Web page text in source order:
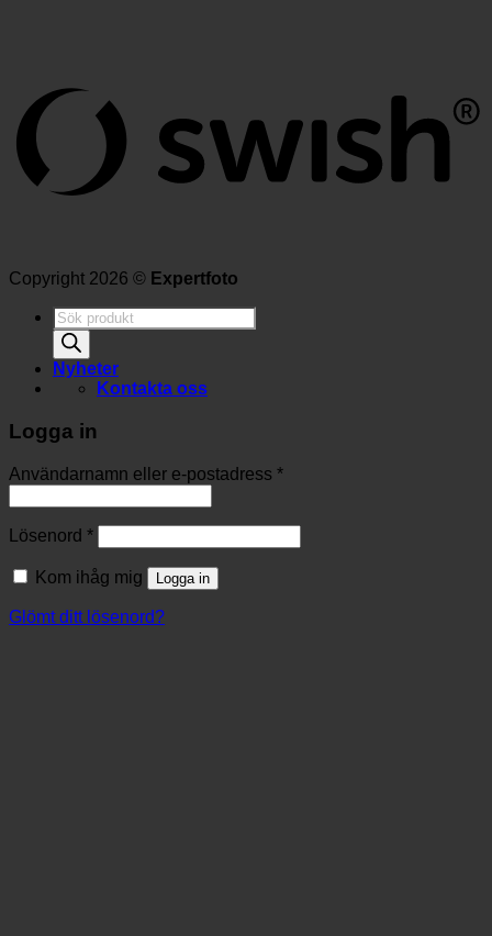
Copyright 2026 © Expertfoto
Produktsökning
Nyheter
Kontakta oss
Logga in
Användarnamn eller e-postadress *
Lösenord *
Kom ihåg mig Logga in
Glömt ditt lösenord?